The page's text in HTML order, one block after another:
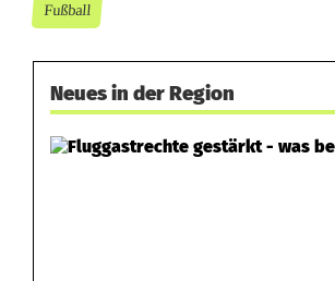
Fußball
Neues in der Region